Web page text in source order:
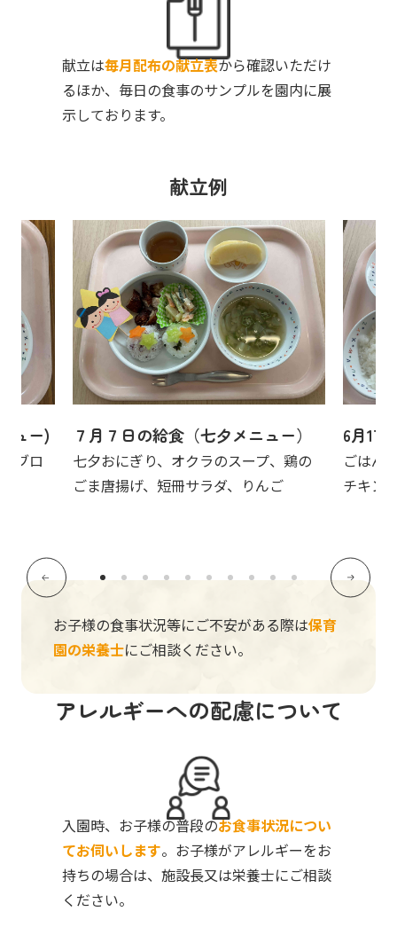
献立は毎月配布の献立表から確認いただけ
るほか、毎日の食事のサンプルを園内に展
示しております。
献立例
ュー)
ブロ
７月７日の給食（七夕メニュー）
七夕おにぎり、オクラのスープ、鶏の
ごま唐揚げ、短冊サラダ、りんご
6月17
ごはん
チキン
お子様の食事状況等にご不安がある際は保育
園の栄養士にご相談ください。
アレルギーへの配慮について
入園時、お子様の普段のお食事状況につい
てお伺いします。お子様がアレルギーをお
持ちの場合は、施設長又は栄養士にご相談
ください。